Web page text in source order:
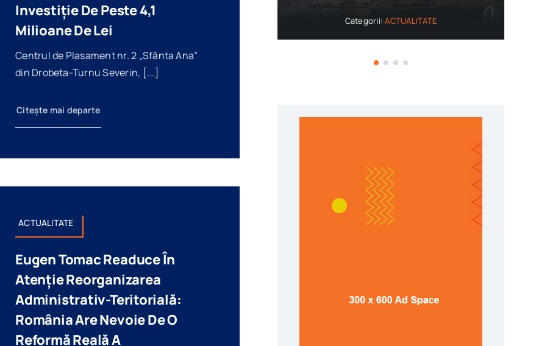
Investiție De Peste 4,1
Milioane De Lei
Centrul de Plasament nr. 2 „Sfânta Ana”
din Drobeta-Turnu Severin, [...]
Citește mai departe
ACTUALITATE
Eugen Tomac Readuce În
Atenție Reorganizarea
Administrativ-Teritorială:
România Are Nevoie De O
Reformă Reală A
ACTUALITATE Categorii:ACTUALITATE